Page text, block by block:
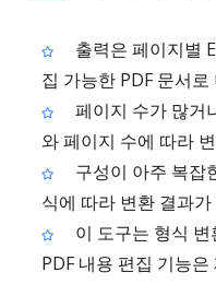
출력은 페이지별
집 가능한 PDF 문서
페이지 수가 많거
와 페이지 수에 따라
구성이 아주 복잡
식에 따라 변환 결과
이 도구는 형식
PDF 내용 편집 기능